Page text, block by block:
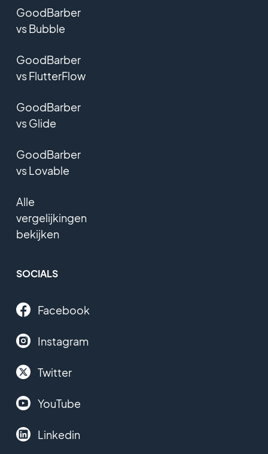
GoodBarber
vs Bubble
GoodBarber
vs FlutterFlow
GoodBarber
vs Glide
GoodBarber
vs Lovable
Alle
vergelijkingen
bekijken
SOCIALS
Facebook
Instagram
Twitter
YouTube
Linkedin